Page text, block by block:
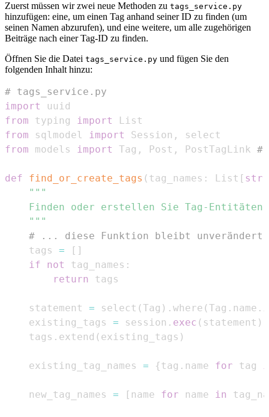
Zuerst müssen wir zwei neue Methoden zu tags_service.py
hinzufügen: eine, um einen Tag anhand seiner ID zu finden (um
seinen Namen abzurufen), und eine weitere, um alle zugehörigen
Beiträge nach einer Tag-ID zu finden.
Öffnen Sie die Datei tags_service.py und fügen Sie den
folgenden Inhalt hinzu:
# tags_service.py
import
from typing import
from sqlmodel import Session ,
from models import Tag , Post , PostTagLink #
def find_or_create_tags ( tag_names : List [ str
    """
# ... diese Funktion bleibt
    tags
= [ ]
if
not tag_names :
return
    statement
= select (Tag ) . where (Tag . name .
    existing_tags
= session . exec ( statement )
    tags
. extend ( existing_tags )
    existing_tag_names
= {tag . name for tag
    new_tag_names
= [ name for name in